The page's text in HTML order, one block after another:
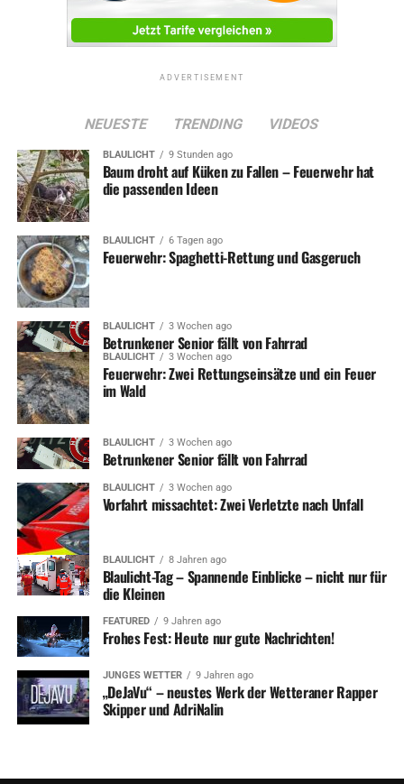
ADVERTISEMENT
NEUESTE TRENDING VIDEOS
BLAULICHT 9 Stunden ago
Baum droht auf Küken zu Fallen – Feuerwehr hat
die passenden Ideen
BLAULICHT 6 Tagen ago
Feuerwehr: Spaghetti-Rettung und Gasgeruch
BLAULICHT 3 Wochen ago
Betrunkener Senior fällt von Fahrrad
BLAULICHT 3 Wochen ago
Feuerwehr: Zwei Rettungseinsätze und ein Feuer
im Wald
BLAULICHT 3 Wochen ago
Betrunkener Senior fällt von Fahrrad
BLAULICHT 3 Wochen ago
Vorfahrt missachtet: Zwei Verletzte nach Unfall
BLAULICHT 8 Jahren ago
Blaulicht-Tag – Spannende Einblicke – nicht nur für
die Kleinen
FEATURED 9 Jahren ago
Frohes Fest: Heute nur gute Nachrichten!
JUNGES WETTER 9 Jahren ago
„DeJaVu“ – neustes Werk der Wetteraner Rapper
Skipper und AdriNalin